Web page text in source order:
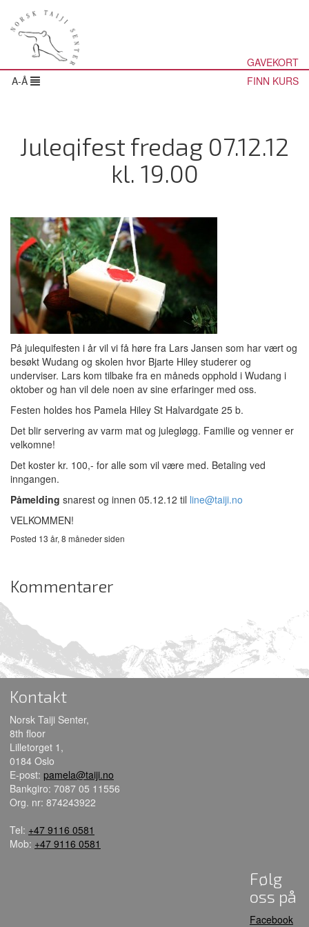
GAVEKORT
A-Å
FINN KURS
Juleqifest fredag 07.12.12
kl. 19.00
På julequifesten i år vil vi få høre fra Lars Jansen som har vært og
besøkt Wudang og skolen hvor Bjarte Hiley studerer og
underviser. Lars kom tilbake fra en måneds opphold i Wudang i
oktober og han vil dele noen av sine erfaringer med oss.
Festen holdes hos Pamela Hiley St Halvardgate 25 b.
Det blir servering av varm mat og julegløgg. Familie og venner er
velkomne!
Det koster kr. 100,- for alle som vil være med. Betaling ved
inngangen.
Påmelding snarest og innen 05.12.12 til line@taiji.no
VELKOMMEN!
Posted 13 år, 8 måneder siden
Kommentarer
Kontakt
Norsk Taiji Senter,
8th floor
Lilletorget 1,
0184 Oslo
E-post: pamela@taiji.no
Bankgiro: 7087 05 11556
Org. nr: 874243922
Tel: +47 9116 0581
Mob: +47 9116 0581
Følg
oss på
Facebook